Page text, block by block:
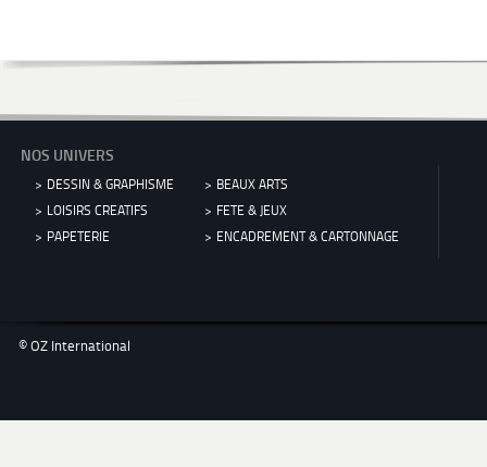
NOS UNIVERS
DESSIN & GRAPHISME
BEAUX ARTS
LOISIRS CREATIFS
FETE & JEUX
PAPETERIE
ENCADREMENT & CARTONNAGE
© OZ International